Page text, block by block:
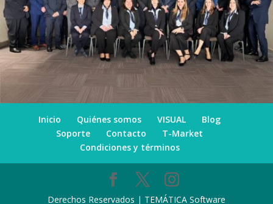
Inicio Quiénes somos VISUAL
Blog
Soporte
Contacto
T-Market
Condiciones y términos
Derechos Reservados | TEMÁTICA Software